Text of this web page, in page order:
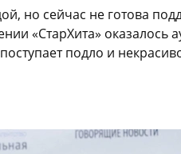
но сейчас не готова
«СтарХита» оказалось
подло и